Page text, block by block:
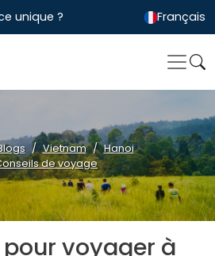
unique ? Français
Vietnam
Hanoi
de voyage
pour voyager à